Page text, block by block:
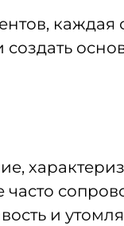
каждая
часто
и